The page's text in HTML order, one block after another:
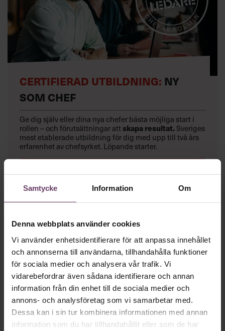
Samtycke Information Om
Denna webbplats använder cookies
Vi använder enhetsidentifierare för att anpassa innehållet
och annonserna till användarna, tillhandahålla funktioner
för sociala medier och analysera vår trafik. Vi
vidarebefordrar även sådana identifierare och annan
information från din enhet till de sociala medier och
annons- och analysföretag som vi samarbetar med.
Dessa kan i sin tur kombinera informationen med annan
information som du har tillhandahållit eller som de har
Beslutsfattande
Sex underskattade ledarskapsmissar –
och hur du undviker dem
Varför fungerar det inte på jobbet? En fråga du säkert haft
anledning att ställa dig som chef. Svaren finns inte alltid där
du tror.
CERTIFIERAD UTBILDNING: NY
SOM CHEF
Ge dig själv eller dina nya chefer bästa möjliga start i
rollen – och förutsättningar att skapa resultat. Sveriges
mest etablerade utbildning för dig med upp till två års
erfarenhet av chefsyrket. Löpande starter.